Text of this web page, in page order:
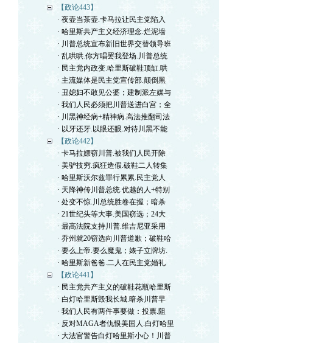
【政论443】
· 夜壶当茶壶.卡马拉让民主党陷入
· 哈里斯共产主义经济理念.烂泥墙
· 川普总统宣布新旧世界交替领导班
· 乱哄哄.你方唱罢我登场.川普总统
· 民主党内政变.哈里斯破鞋顶缸.哄
· 主流媒体是民主党宣传部.颠倒黑
· 丑媳妇不敢见公婆；建制派左媒与
· 我们人民必须把川普送进白宫；全
· 川黑神经病+精神病.高法推翻司法
· 以牙还牙.以眼还眼.对待川黑不能
【政论442】
· 卡马拉嫖窃川普.被我们人民开除
· 美驴技穷.疯狂造假.破鞋二人转集
· 哈里斯沃尔兹罪行累累.民主党人
· 天降神传川普总统.优越的人+特别
· 处变不惊.川总统胜卷在握；暗杀
· 21世纪头等大事.美国窃选；24大
· 最高法院支持川普.维吉尼亚采用
· 乔州就20窃选向川普道歉；破鞋哈
· 要么上帝.要么魔鬼；婊子立牌坊.
· 哈里斯新爸爸.二人在民主党婚礼
【政论441】
· 民主党共产主义的破鞋花瓶哈里斯
· 白灯哈里斯毁我长城.暗杀川普早
· 我们人民有两件事要做：投票.阻
· 反对MAGA者仇恨美国人.白灯哈里
· 大法官警告白灯哈里斯小心！川普